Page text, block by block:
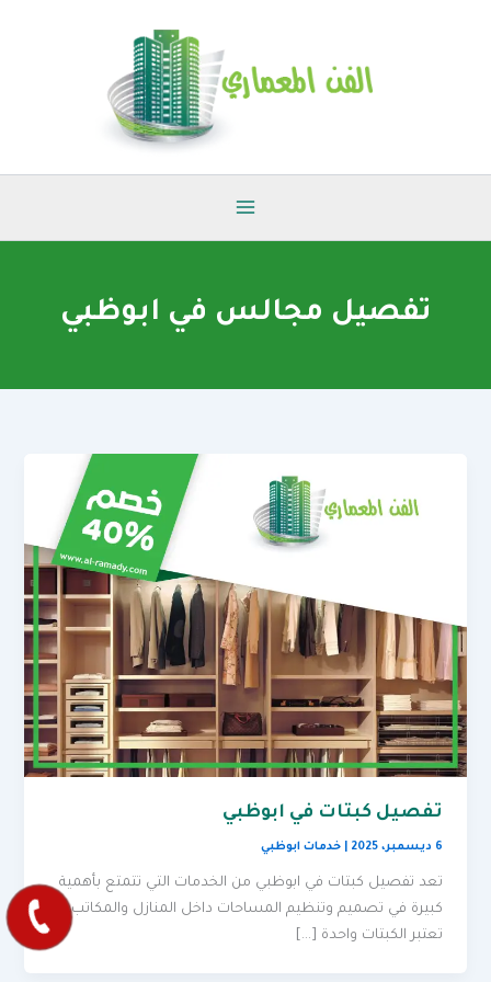
تفصيل مجالس في ابوظبي
تفصيل كبتات في ابوظبي
6 ديسمبر، 2025 |خدمات ابوظبي
تعد تفصيل كبتات في ابوظبي من الخدمات التي تتمتع بأهمية
كبيرة في تصميم وتنظيم المساحات داخل المنازل والمكاتب.
تعتبر الكبتات واحدة […]